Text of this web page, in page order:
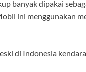
banyak dipakai
ini menggunakan
di Indonesia